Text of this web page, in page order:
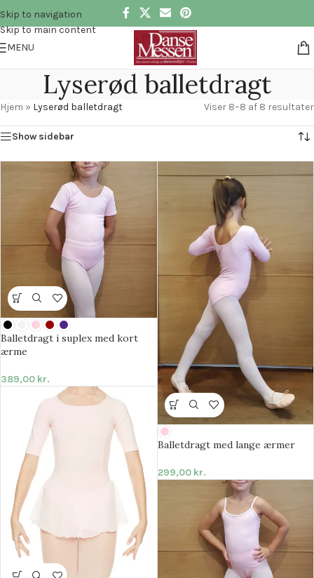
Skip to navigation
Skip to main content
MENU
Lyserød balletdragt
Hjem » Lyserød balletdragt Viser 8–8 af 8 resultater
Show sidebar
Balletdragt i suplex med kort
ærme
389,00 kr.
Balletdragt med lange ærmer
299,00 kr.